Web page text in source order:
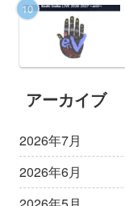
アーカイブ
2026年7月
2026年6月